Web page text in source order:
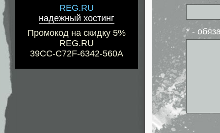
REG.RU
надежный хостинг
Промокод на скидку 5%
REG.RU
39CC-C72F-6342-560A
* -